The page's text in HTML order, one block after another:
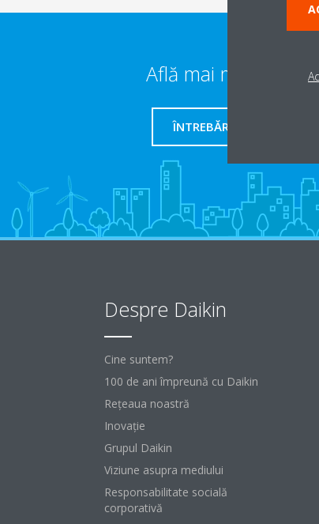
Află mai multe
ÎNTREBĂRI FRECVENTE
Despre Daikin
Cine suntem?
100 de ani împreună cu Daikin
Reţeaua noastră
Inovaţie
Grupul Daikin
Viziune asupra mediului
Responsabilitate socială
corporativă